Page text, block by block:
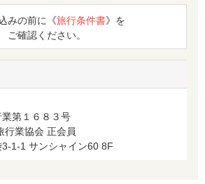
みの前に《旅行条件書》を
ご確認ください。
第１６８３号
行業協会 正会員
1-1 サンシャイン60 8F